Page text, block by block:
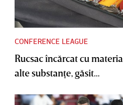
CONFERENCE LEAGUE
Rucsac încărcat cu
alte substanţe, găsit...